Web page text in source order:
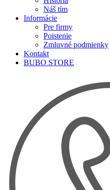
Náš tím
Informácie
Pre firmy
Poistenie
Zmluvné podmienky
Kontakt
BUBO STORE